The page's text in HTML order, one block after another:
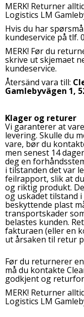
MERK! Returner
Logistics LM
Hvis du har
kundeservice på tlf.
MERK! Før du
skrive ut skjemaet
kundeservice.
Återsänd vara till:
Gamlebyvägen 1,
Klager og returer
Vi garanterer at
levering. Skulle du
vare, bør du
men senest 14
deg en
i tilstanden det var
feilrapport, slik at
og riktig produkt.
og uskadet tilstand
beskyttende plast
transportskader
belastes kunden.
fakturaen (eller en
ut årsaken til retur
Før du returnerer
må du kontakte
godkjent og
MERK! Returner
Logistics LM